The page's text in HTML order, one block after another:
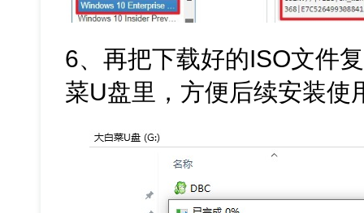
6、再把下载好的ISO文件
菜U盘里，方便后续安装使